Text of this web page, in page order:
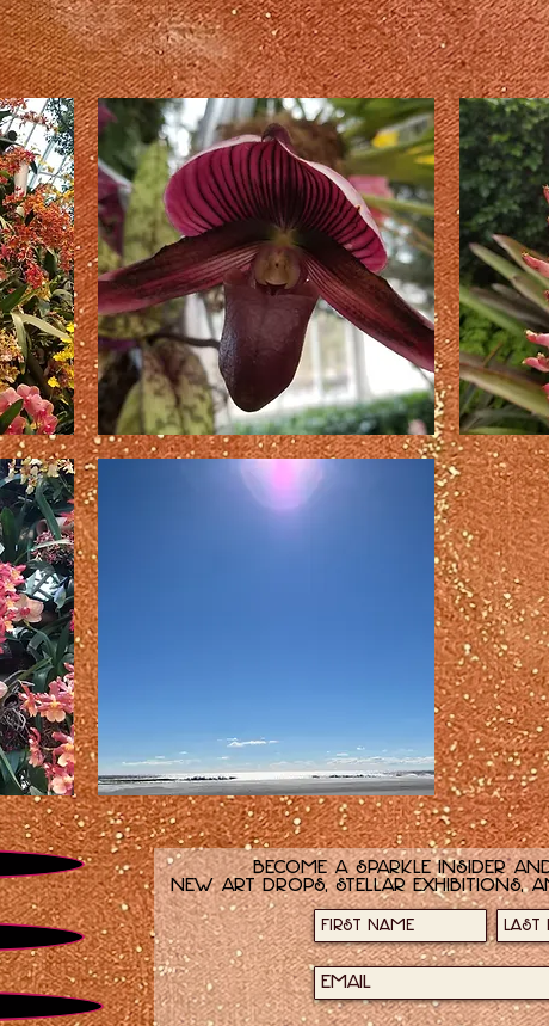
유
혹
하
다
그
녀
는
권
총
이
야!
세
상
은
내
것
이
다
Become a sparkle insider
new art drops, stellar exhibitions,